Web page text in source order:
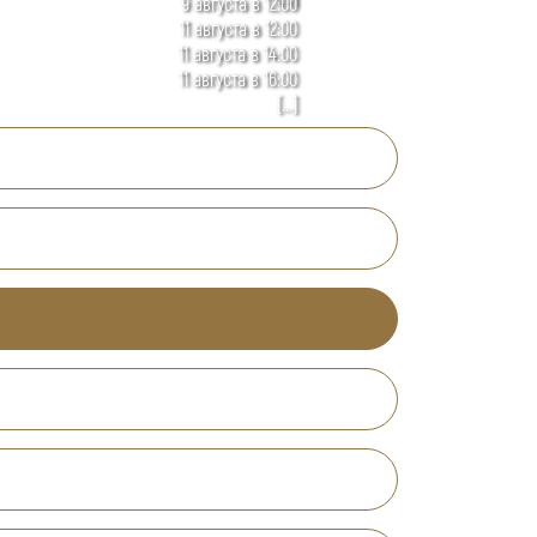
11 августа в 12:00
11 августа в 14:00
11 августа в 16:00
[...]